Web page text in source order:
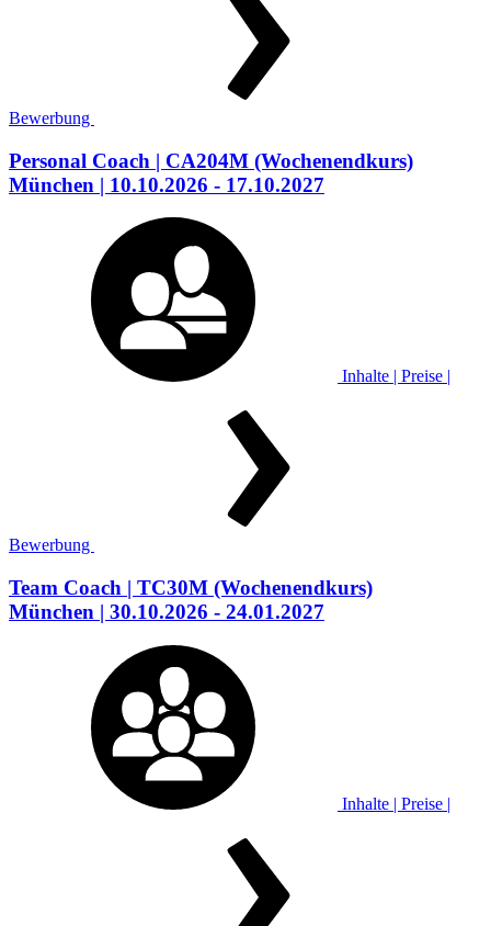
Bewerbung
Personal Coach | CA204M (Wochenendkurs)
München | 10.10.2026 - 17.10.2027
Inhalte | Preise |
Bewerbung
Team Coach | TC30M (Wochenendkurs)
München | 30.10.2026 - 24.01.2027
Inhalte | Preise |